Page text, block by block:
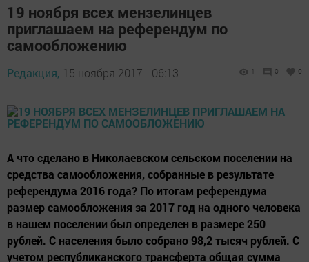
19 ноября всех мензелинцев
приглашаем на референдум по
самообложению
Редакция, 15 ноября 2017 - 06:13 1 0 0
А что сделано в Николаевском сельском поселении на
средства самообложения, собранные в результате
референдума 2016 года? По итогам референдума
размер самообложения за 2017 год на одного человека
в нашем поселении был определен в размере 250
рублей. С населения было собрано 98,2 тысяч рублей. С
учетом республиканского трансферта общая сумма